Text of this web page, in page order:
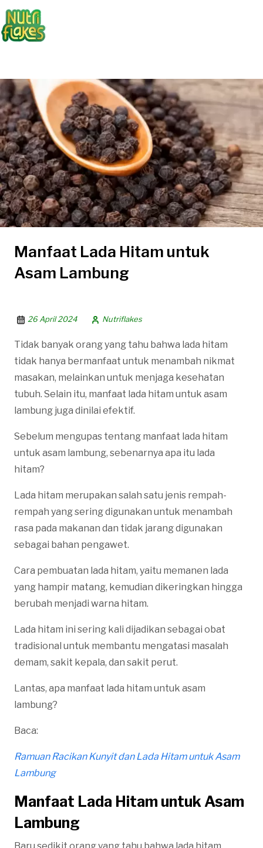
Manfaat Lada Hitam untuk
Asam Lambung
26 April 2024 Nutriflakes
Tidak banyak orang yang tahu bahwa lada hitam
tidak hanya bermanfaat untuk menambah nikmat
masakan, melainkan untuk menjaga kesehatan
tubuh. Selain itu, manfaat lada hitam untuk asam
lambung juga dinilai efektif.
Sebelum mengupas tentang manfaat lada hitam
untuk asam lambung, sebenarnya apa itu lada
hitam?
Lada hitam merupakan salah satu jenis rempah-
rempah yang sering digunakan untuk menambah
rasa pada makanan dan tidak jarang digunakan
sebagai bahan pengawet.
Cara pembuatan lada hitam, yaitu memanen lada
yang hampir matang, kemudian dikeringkan hingga
berubah menjadi warna hitam.
Lada hitam ini sering kali dijadikan sebagai obat
tradisional untuk membantu mengatasi masalah
demam, sakit kepala, dan sakit perut.
Lantas, apa manfaat lada hitam untuk asam
lambung?
Baca:
Ramuan Racikan Kunyit dan Lada Hitam untuk Asam
Lambung
Manfaat Lada Hitam untuk Asam
Lambung